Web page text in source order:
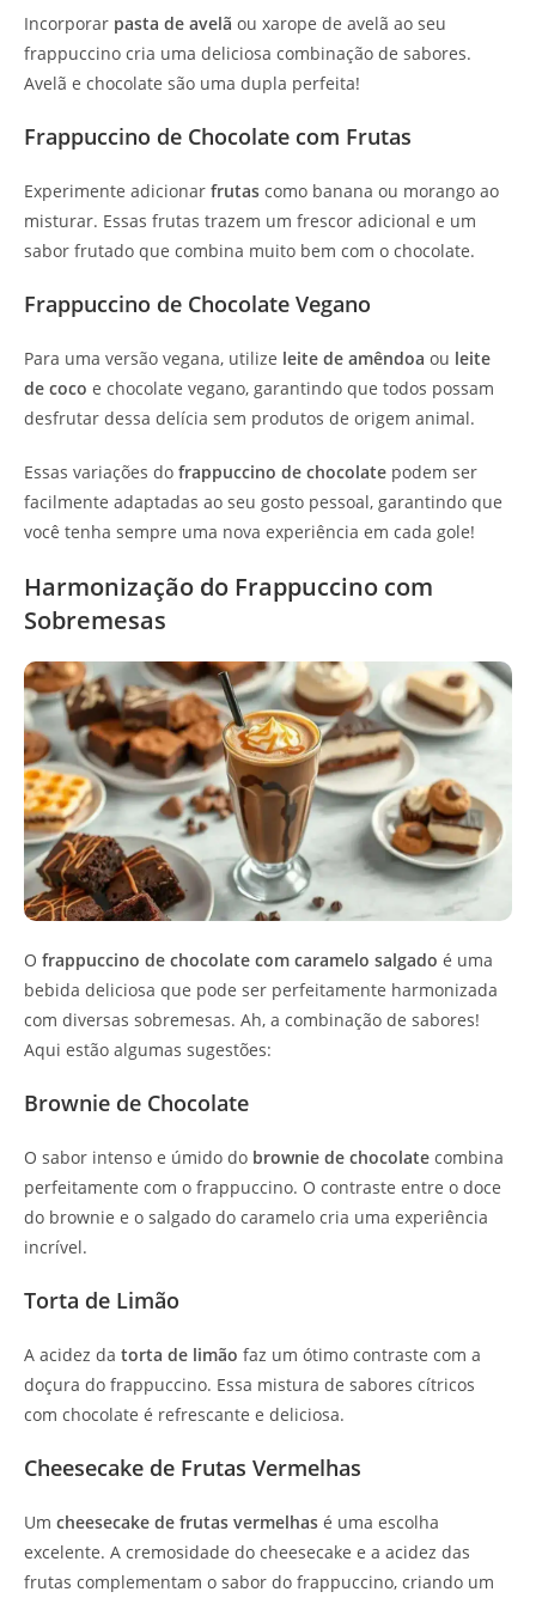
Incorporar pasta de avelã ou xarope de avelã ao seu
frappuccino cria uma deliciosa combinação de sabores.
Avelã e chocolate são uma dupla perfeita!
Frappuccino de Chocolate com Frutas
Experimente adicionar frutas como banana ou morango ao
misturar. Essas frutas trazem um frescor adicional e um
sabor frutado que combina muito bem com o chocolate.
Frappuccino de Chocolate Vegano
Para uma versão vegana, utilize leite de amêndoa ou leite
de coco e chocolate vegano, garantindo que todos possam
desfrutar dessa delícia sem produtos de origem animal.
Essas variações do frappuccino de chocolate podem ser
facilmente adaptadas ao seu gosto pessoal, garantindo que
você tenha sempre uma nova experiência em cada gole!
Harmonização do Frappuccino com
Sobremesas
O frappuccino de chocolate com caramelo salgado é uma
bebida deliciosa que pode ser perfeitamente harmonizada
com diversas sobremesas. Ah, a combinação de sabores!
Aqui estão algumas sugestões:
Brownie de Chocolate
O sabor intenso e úmido do brownie de chocolate combina
perfeitamente com o frappuccino. O contraste entre o doce
do brownie e o salgado do caramelo cria uma experiência
incrível.
Torta de Limão
A acidez da torta de limão faz um ótimo contraste com a
doçura do frappuccino. Essa mistura de sabores cítricos
com chocolate é refrescante e deliciosa.
Cheesecake de Frutas Vermelhas
Um cheesecake de frutas vermelhas é uma escolha
excelente. A cremosidade do cheesecake e a acidez das
frutas complementam o sabor do frappuccino, criando um